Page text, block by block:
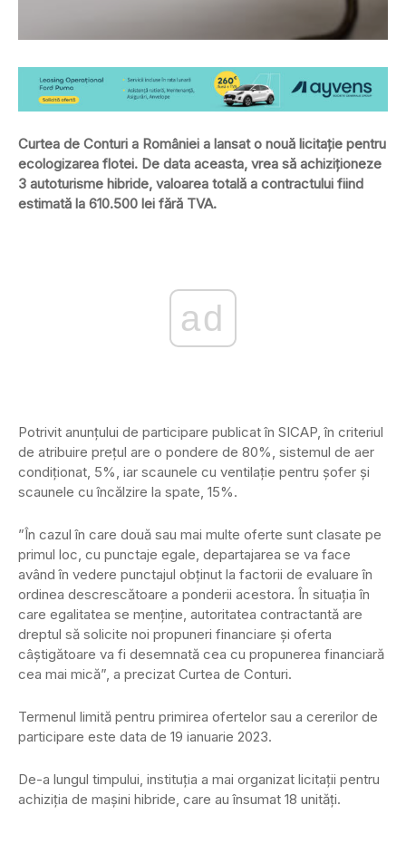
Curtea de Conturi a României a lansat o nouă licitație pentru
ecologizarea flotei. De data aceasta, vrea să achiziționeze
3 autoturisme hibride, valoarea totală a contractului fiind
estimată la 610.500 lei fără TVA.
ad
Potrivit anunțului de participare publicat în SICAP, în criteriul
de atribuire prețul are o pondere de 80%, sistemul de aer
condiționat, 5%, iar scaunele cu ventilație pentru șofer și
scaunele cu încălzire la spate, 15%.
”În cazul în care două sau mai multe oferte sunt clasate pe
primul loc, cu punctaje egale, departajarea se va face
având în vedere punctajul obținut la factorii de evaluare în
ordinea descrescătoare a ponderii acestora. În situația în
care egalitatea se menține, autoritatea contractantă are
dreptul să solicite noi propuneri financiare și oferta
câștigătoare va fi desemnată cea cu propunerea financiară
cea mai mică”, a precizat Curtea de Conturi.
Termenul limită pentru primirea ofertelor sau a cererilor de
participare este data de 19 ianuarie 2023.
De-a lungul timpului, instituția a mai organizat licitații pentru
achiziția de mașini hibride, care au însumat 18 unități.